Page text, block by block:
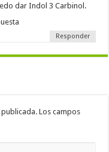
dar Indol 3 Carbinol.
Responder
Los campos